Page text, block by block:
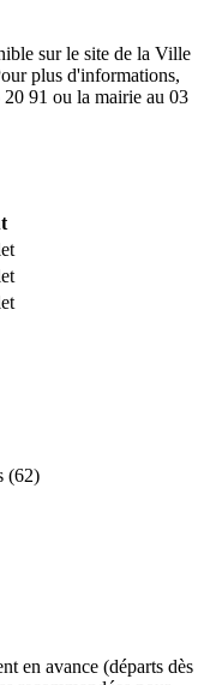
sur le site de la Ville
plus d'informations,
20 91 ou la mairie au 03
(62)
en avance (départs dès